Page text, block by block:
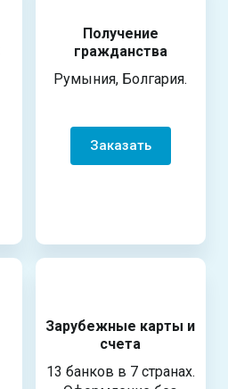
Получение
гражданства
Румыния, Болгария.
Заказать
Зарубежные карты и
счета
13 банков в 7 странах.